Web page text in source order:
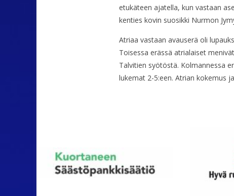
etukäteen ajatella, kun vastaan
kenties kovin suosikki Nurmon
Atriaa vastaan avauserä oli
Toisessa erässä atrialaiset
Talvitien syötöstä. Kolmannessa
lukemat 2-5:een. Atrian kokemus